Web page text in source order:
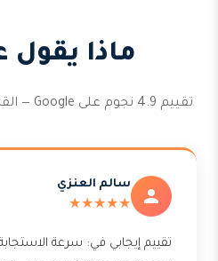
ماذا يقول
تقييم 4.9 نجوم على Google — القصور وجميع مناطق الكويت
سالم العنزي
★★★★★
تقييم إيجابي في: سرعة الاستجابة،